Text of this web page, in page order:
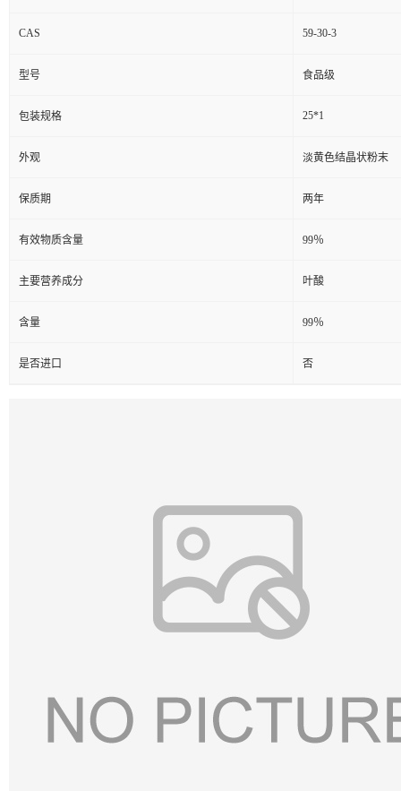
CAS 59-30-3
型号 食品级
包装规格 25*1
外观 淡黄色结晶状粉末
保质期 两年
有效物质含量 99％
主要营养成分 叶酸
含量 99％
是否进口 否